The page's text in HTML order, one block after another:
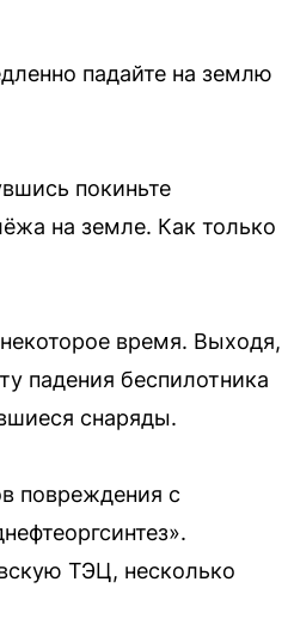
падайте на землю
покиньте
на земле. Как только
время. Выходя,
падения беспилотника
снаряды.
повреждения с
ТЭЦ, несколько